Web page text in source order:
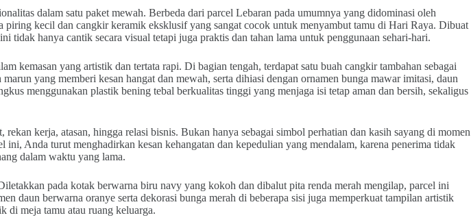
dalam satu paket mewah. Berbeda dari parcel Lebaran pada umumnya yang didominasi oleh
piring kecil dan cangkir keramik eksklusif yang sangat cocok untuk menyambut tamu di Hari Raya. Dibuat
hanya cantik secara visual tetapi juga praktis dan tahan lama untuk penggunaan sehari-hari.
kemasan yang artistik dan tertata rapi. Di bagian tengah, terdapat satu buah cangkir tambahan sebagai
yang memberi kesan hangat dan mewah, serta dihiasi dengan ornamen bunga mawar imitasi, daun
menggunakan plastik bening tebal berkualitas tinggi yang menjaga isi tetap aman dan bersih, sekaligus
kerja, atasan, hingga relasi bisnis. Bukan hanya sebagai simbol perhatian dan kasih sayang di momen
Anda turut menghadirkan kesan kehangatan dan kepedulian yang mendalam, karena penerima tidak
dalam waktu yang lama.
pada kotak berwarna biru navy yang kokoh dan dibalut pita renda merah mengilap, parcel ini
daun berwarna oranye serta dekorasi bunga merah di beberapa sisi juga memperkuat tampilan artistik
di meja tamu atau ruang keluarga.